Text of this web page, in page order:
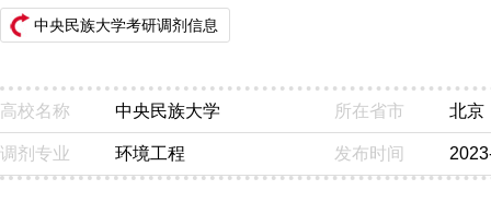
中央民族大学考研调剂信息
高校名称 中央民族大学 所在省市 北京
调剂专业 环境工程 发布时间